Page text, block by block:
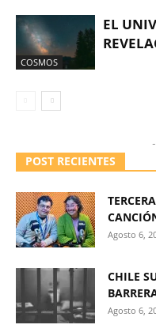
COSMOS
EL
POST RECIENTES
Agosto 6,
CHILE
Agosto 6,